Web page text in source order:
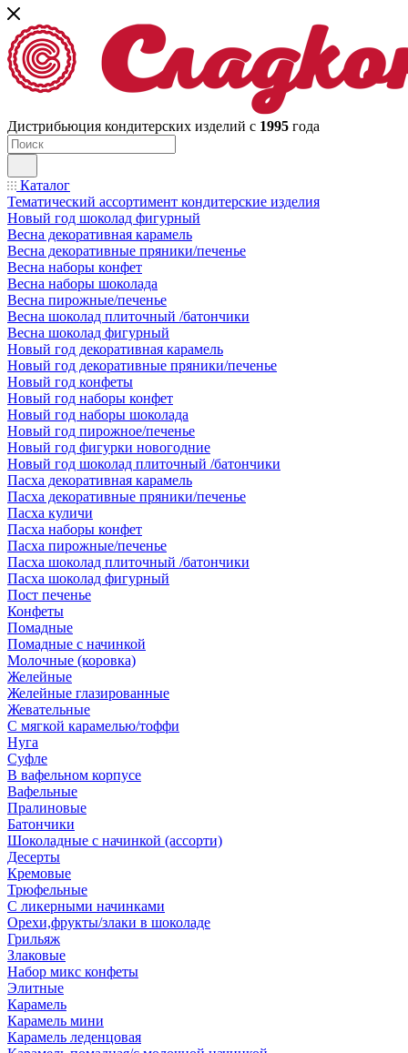
Дистрибьюция кондитерских изделий с 1995 года
Каталог
Тематический ассортимент кондитерские изделия
Новый год шоколад фигурный
Весна декоративная карамель
Весна декоративные пряники/печенье
Весна наборы конфет
Весна наборы шоколада
Весна пирожные/печенье
Весна шоколад плиточный /батончики
Весна шоколад фигурный
Новый год декоративная карамель
Новый год декоративные пряники/печенье
Новый год конфеты
Новый год наборы конфет
Новый год наборы шоколада
Новый год пирожное/печенье
Новый год фигурки новогодние
Новый год шоколад плиточный /батончики
Пасха декоративная карамель
Пасха декоративные пряники/печенье
Пасха куличи
Пасха наборы конфет
Пасха пирожные/печенье
Пасха шоколад плиточный /батончики
Пасха шоколад фигурный
Пост печенье
Конфеты
Помадные
Помадные с начинкой
Молочные (коровка)
Желейные
Желейные глазированные
Жевательные
С мягкой карамелью/тоффи
Нуга
Суфле
В вафельном корпусе
Вафельные
Пралиновые
Батончики
Шоколадные с начинкой (ассорти)
Десерты
Кремовые
Трюфельные
С ликерными начинками
Орехи,фрукты/злаки в шоколаде
Грильяж
Злаковые
Набор микс конфеты
Элитные
Карамель
Карамель мини
Карамель леденцовая